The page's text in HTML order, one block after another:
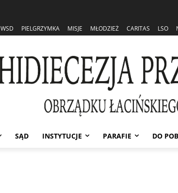
WSD PIELGRZYMKA MISJE MŁODZIEŻ CARITAS LSO
SĄD INSTYTUCJE PARAFIE DO